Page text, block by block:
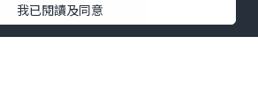
我已閱讀及同意